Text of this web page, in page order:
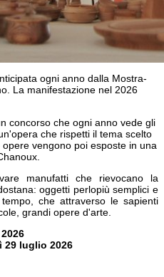
ogni anno dalla Mostra-
La manifestazione nel 2026
concorso che ogni anno vede gli
che rispetti il tema scelto
vengono poi esposte in una
manufatti che rievocano la
oggetti perlopiù semplici e
che attraverso le sapienti
grandi opere d'arte.
29 luglio 2026